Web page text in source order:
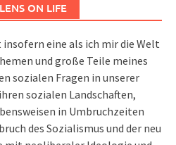
ON LIFE
eine als ich mir die Welt
und große Teile meines
sozialen Fragen in unserer
sozialen Landschaften,
in Umbruchzeiten
des Sozialismus und der neu